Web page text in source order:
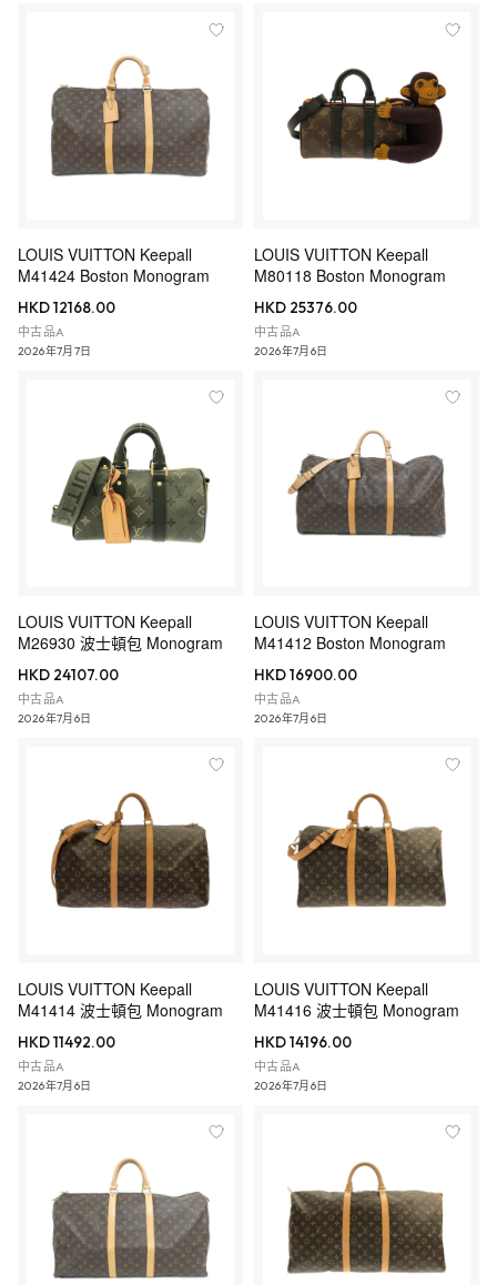
LOUIS VUITTON Keepall
M41424 Boston Monogram
HKD 12168.00
中古品A
2026年7月7日
LOUIS VUITTON Keepall
M80118 Boston Monogram
HKD 25376.00
中古品A
2026年7月6日
LOUIS VUITTON Keepall
M26930 波士頓包 Monogram
HKD 24107.00
中古品A
2026年7月6日
LOUIS VUITTON Keepall
M41412 Boston Monogram
HKD 16900.00
中古品A
2026年7月6日
LOUIS VUITTON Keepall
M41414 波士頓包 Monogram
HKD 11492.00
中古品A
2026年7月6日
LOUIS VUITTON Keepall
M41416 波士頓包 Monogram
HKD 14196.00
中古品A
2026年7月6日